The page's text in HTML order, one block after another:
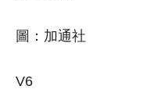
圖：加通社
V6